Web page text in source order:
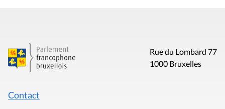
Rue du Lombard 77
1000 Bruxelles
Contact